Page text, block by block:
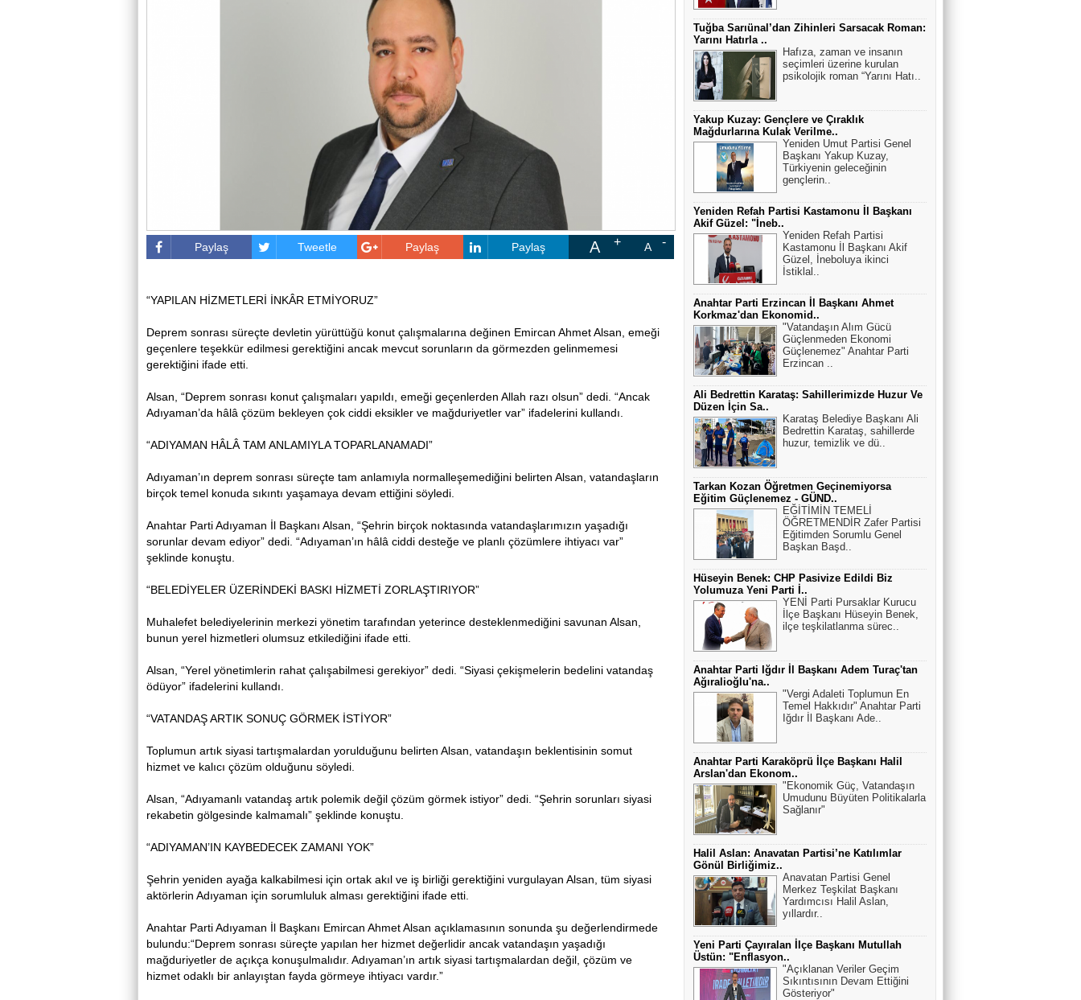
Paylaş Tweetle Paylaş Paylaş A A
“YAPILAN HİZMETLERİ İNKÂR ETMİYORUZ”
Deprem sonrası süreçte devletin yürüttüğü konut çalışmalarına değinen Emircan Ahmet Alsan, emeği
geçenlere teşekkür edilmesi gerektiğini ancak mevcut sorunların da görmezden gelinmemesi
gerektiğini ifade etti.
Alsan, “Deprem sonrası konut çalışmaları yapıldı, emeği geçenlerden Allah razı olsun” dedi. “Ancak
Adıyaman’da hâlâ çözüm bekleyen çok ciddi eksikler ve mağduriyetler var” ifadelerini kullandı.
“ADIYAMAN HÂLÂ TAM ANLAMIYLA TOPARLANAMADI”
Adıyaman’ın deprem sonrası süreçte tam anlamıyla normalleşemediğini belirten Alsan, vatandaşların
birçok temel konuda sıkıntı yaşamaya devam ettiğini söyledi.
Anahtar Parti Adıyaman İl Başkanı Alsan, “Şehrin birçok noktasında vatandaşlarımızın yaşadığı
sorunlar devam ediyor” dedi. “Adıyaman’ın hâlâ ciddi desteğe ve planlı çözümlere ihtiyacı var”
şeklinde konuştu.
“BELEDİYELER ÜZERİNDEKİ BASKI HİZMETİ ZORLAŞTIRIYOR”
Muhalefet belediyelerinin merkezi yönetim tarafından yeterince desteklenmediğini savunan Alsan,
bunun yerel hizmetleri olumsuz etkilediğini ifade etti.
Alsan, “Yerel yönetimlerin rahat çalışabilmesi gerekiyor” dedi. “Siyasi çekişmelerin bedelini vatandaş
ödüyor” ifadelerini kullandı.
“VATANDAŞ ARTIK SONUÇ GÖRMEK İSTİYOR”
Toplumun artık siyasi tartışmalardan yorulduğunu belirten Alsan, vatandaşın beklentisinin somut
hizmet ve kalıcı çözüm olduğunu söyledi.
Alsan, “Adıyamanlı vatandaş artık polemik değil çözüm görmek istiyor” dedi. “Şehrin sorunları siyasi
rekabetin gölgesinde kalmamalı” şeklinde konuştu.
“ADIYAMAN’IN KAYBEDECEK ZAMANI YOK”
Şehrin yeniden ayağa kalkabilmesi için ortak akıl ve iş birliği gerektiğini vurgulayan Alsan, tüm siyasi
aktörlerin Adıyaman için sorumluluk alması gerektiğini ifade etti.
Anahtar Parti Adıyaman İl Başkanı Emircan Ahmet Alsan açıklamasının sonunda şu değerlendirmede
bulundu:“Deprem sonrası süreçte yapılan her hizmet değerlidir ancak vatandaşın yaşadığı
mağduriyetler de açıkça konuşulmalıdır. Adıyaman’ın artık siyasi tartışmalardan değil, çözüm ve
hizmet odaklı bir anlayıştan fayda görmeye ihtiyacı vardır.”
Tuğba Sarıünal’dan Zihinleri Sarsacak Roman:
Yarını Hatırla ..
Hafıza, zaman ve insanın
seçimleri üzerine kurulan
psikolojik roman “Yarını Hatı..
Yakup Kuzay: Gençlere ve Çıraklık
Mağdurlarına Kulak Verilme..
Yeniden Umut Partisi Genel
Başkanı Yakup Kuzay,
Türkiyenin geleceğinin
gençlerin..
Yeniden Refah Partisi Kastamonu İl Başkanı
Akif Güzel: "İneb..
Yeniden Refah Partisi
Kastamonu İl Başkanı Akif
Güzel, İneboluya ikinci
İstiklal..
Anahtar Parti Erzincan İl Başkanı Ahmet
Korkmaz'dan Ekonomid..
"Vatandaşın Alım Gücü
Güçlenmeden Ekonomi
Güçlenemez" Anahtar Parti
Erzincan ..
Ali Bedrettin Karataş: Sahillerimizde Huzur Ve
Düzen İçin Sa..
Karataş Belediye Başkanı Ali
Bedrettin Karataş, sahillerde
huzur, temizlik ve dü..
Tarkan Kozan Öğretmen Geçinemiyorsa
Eğitim Güçlenemez - GÜND..
EĞİTİMİN TEMELİ
ÖĞRETMENDİR Zafer Partisi
Eğitimden Sorumlu Genel
Başkan Başd..
Hüseyin Benek: CHP Pasivize Edildi Biz
Yolumuza Yeni Parti İ..
YENİ Parti Pursaklar Kurucu
İlçe Başkanı Hüseyin Benek,
ilçe teşkilatlanma sürec..
Anahtar Parti Iğdır İl Başkanı Adem Turaç'tan
Ağıralioğlu'na..
"Vergi Adaleti Toplumun En
Temel Hakkıdır" Anahtar Parti
Iğdır İl Başkanı Ade..
Anahtar Parti Karaköprü İlçe Başkanı Halil
Arslan'dan Ekonom..
"Ekonomik Güç, Vatandaşın
Umudunu Büyüten Politikalarla
Sağlanır"
Halil Aslan: Anavatan Partisi’ne Katılımlar
Gönül Birliğimiz..
Anavatan Partisi Genel
Merkez Teşkilat Başkanı
Yardımcısı Halil Aslan,
yıllardır..
Yeni Parti Çayıralan İlçe Başkanı Mutullah
Üstün: "Enflasyon..
"Açıklanan Veriler Geçim
Sıkıntısının Devam Ettiğini
Gösteriyor"